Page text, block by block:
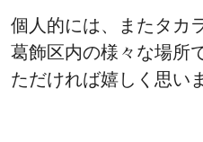
個人的には、またタカ
葛飾区内の様々な場所
ただければ嬉しく思い